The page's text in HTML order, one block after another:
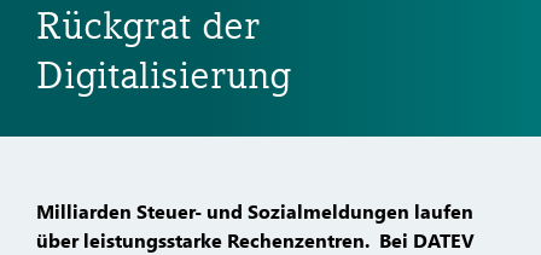
Rückgrat der
Digitalisierung
Milliarden Steuer- und Sozialmeldungen laufen
über leistungsstarke Rechenzentren. Bei DATEV